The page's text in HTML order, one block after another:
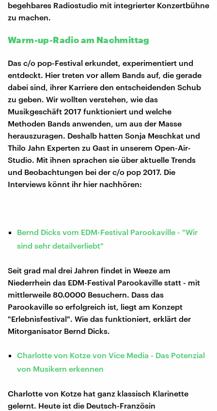
begehbares Radiostudio mit integrierter Konzertbühne
zu machen.
Warm-up-Radio am Nachmittag
Das c/o pop-Festival erkundet, experimentiert und
entdeckt. Hier treten vor allem Bands auf, die gerade
dabei sind, ihrer Karriere den entscheidenden Schub
zu geben. Wir wollten verstehen, wie das
Musikgeschäft 2017 funktioniert und welche
Methoden Bands anwenden, um aus der Masse
herauszuragen. Deshalb hatten Sonja Meschkat und
Thilo Jahn Experten zu Gast in unserem Open-Air-
Studio. Mit ihnen sprachen sie über aktuelle Trends
und Beobachtungen bei der c/o pop 2017. Die
Interviews könnt ihr hier nachhören:
Bernd Dicks vom EDM-Festival Parookaville - "Wir
sind sehr detailverliebt"
Seit grad mal drei Jahren findet in Weeze am
Niederrhein das EDM-Festival Parookaville statt - mit
mittlerweile 80.0000 Besuchern. Dass das
Parookaville so erfolgreich ist, liegt am Konzept
"Erlebnisfestival". Wie das funktioniert, erklärt der
Mitorganisator Bernd Dicks.
Charlotte von Kotze von Vice Media - Das Potenzial
von Musikern erkennen
Charlotte von Kotze hat ganz klassisch Klarinette
gelernt. Heute ist die Deutsch-Französin